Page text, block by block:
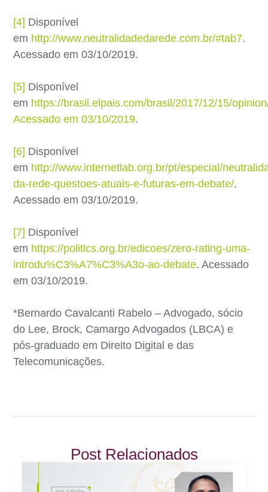
[4] Disponível
em http://www.neutralidadedarede.com.br/#tab7.
Acessado em 03/10/2019.
[5] Disponível
em https://brasil.elpais.com/brasil/2017/12/15/
Acessado em 03/10/2019.
[6] Disponível
em http://www.internetlab.org.br/pt/especial/
da-rede-questoes-atuais-e-futuras-em-debate/.
Acessado em 03/10/2019.
[7] Disponível
em https://politics.org.br/edicoes/zero-rating-uma-
introdu%C3%A7%C3%A3o-ao-debate. Acessado
em 03/10/2019.
*Bernardo Cavalcanti Rabelo – Advogado, sócio
do Lee, Brock, Camargo Advogados (LBCA) e
pós-graduado em Direito Digital e das
Telecomunicações.
Post Relacionados